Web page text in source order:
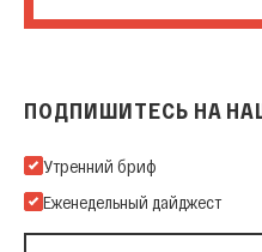
ПОДПИШИТЕСЬ НА
Подпишитесь на нашу Email-
Утренний бриф
Еженедельный дайджест